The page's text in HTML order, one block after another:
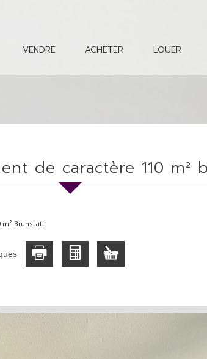
VENDRE ACHETER LOUER
de caractère 110 m²
Brunstatt